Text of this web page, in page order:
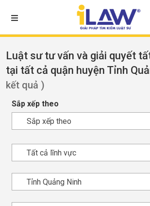
Luật sư tư vấn và giải quyết
tại tất cả quận huyện Tỉnh
kết quả )
Sắp xếp theo
Sắp xếp theo
Tất cả lĩnh vực
Tỉnh Quảng Ninh